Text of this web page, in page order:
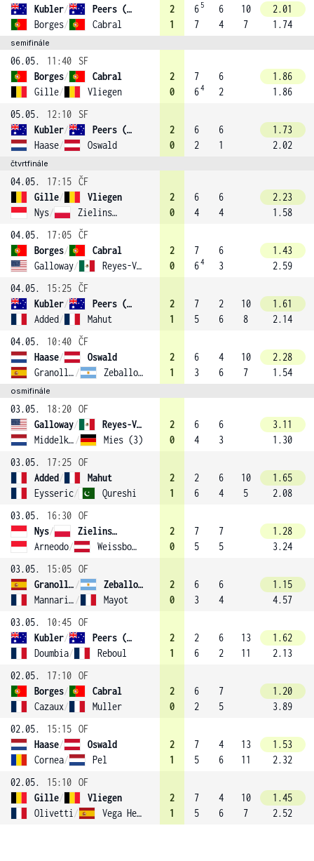
Kubler/
Peers (4)
Borges/ Cabral
2
1
6 5
7
6
4
10
7
2.01
1.74
semifinále
06.05. 11:40
SF
Borges/
Cabral
Gille/ Vliegen
2
0
7
64
6
2
1.86
1.86
05.05.
12:10
SF
Kubler/
Peers (4)
Haase/ Oswald
2
0
6
2
6
1
1.73
2.02
čtvrtfinále
04.05. 17:15 ČF
Gille/
Vliegen
Nys/ Zielinski (2)
2
0
6
4
6
4
2.23
1.58
04.05.
17:05 ČF
Borges/
Cabral
Galloway/ Reyes-Varela
2
0
7
64
6
3
1.43
2.59
04.05.
15:25 ČF
Kubler/
Peers (4)
Added/ Mahut
2
1
7
5
2
6
10
8
1.61
2.14
04.05.
10:40 ČF
Haase/
Oswald
Granollers-Pujol / Zeballos (1)
2
1
6
3
4
6
10
7
2.28
1.54
osmifinále
03.05. 18:20 OF
Galloway/
Reyes-Varela
Middelkoop / Mies (3)
2
0
6
4
6
3
3.11
1.30
03.05.
17:25 OF
Added/
Mahut
Eysseric/ Qureshi
2
1
2
6
6
4
10
5
1.65
2.08
03.05.
16:30 OF
Nys/
Zielinski (2)
Arneodo/ Weissborn
2
0
7
5
7
5
1.28
3.24
03.05.
15:05 OF
Granollers-Pujol /
Zeballos (1)
Mannarino / Mayot
2
0
6
3
6
4
1.15
4.57
03.05.
10:45 OF
Kubler/
Peers (4)
Doumbia/ Reboul
2
1
2
6
6
2
13
11
1.62
2.13
02.05.
17:10 OF
Borges/
Cabral
Cazaux/ Muller
2
0
6
2
7
5
1.20
3.89
02.05.
15:15 OF
Haase/
Oswald
Cornea/ Pel
2
1
7
5
4
6
13
11
1.53
2.32
02.05.
15:10 OF
Gille/
Vliegen
Olivetti / Vega Hernandez
2
1
7
5
4
6
10
7
1.45
2.52